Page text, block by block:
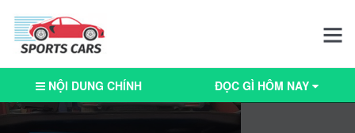
NỘI DUNG CHÍNH ĐỌC GÌ HÔM NAY